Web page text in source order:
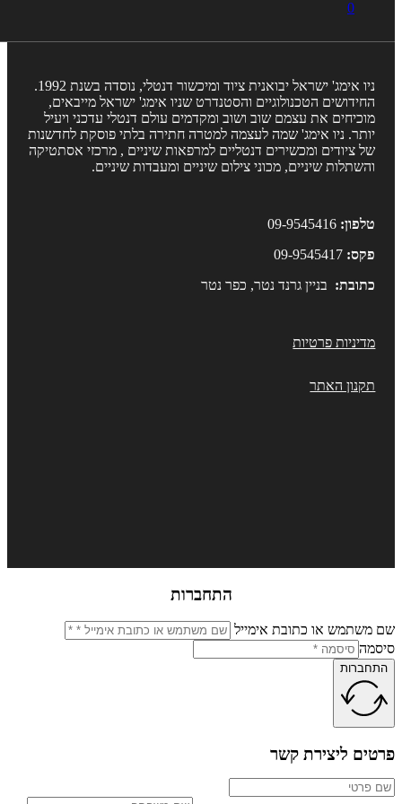
ניו אימג' ישראל יבואנית ציוד ומיכשור דנטלי, נוסדה בשנת 1992.
הטכנולוגיים והסטנדרט שניו אימג' ישראל מייבאים,
את עצמם שוב ושוב ומקדמים עולם דנטלי עדכני ויעיל
ניו אימג' שמה לעצמה למטרה חתירה בלתי פוסקת לחדשנות
ציודים ומכשירים דנטליים למרפאות שיניים , מרכזי אסתטיקה
שיניים, מכוני צילום שיניים ומעבדות שיניים.
09-9545416
09-9545417
בניין גרנד נטר, כפר נטר
פרטיות
האתר
התחברות
או כתובת אימייל
ליצירת קשר